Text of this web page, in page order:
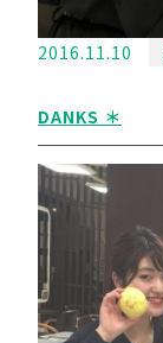
2016.11.10
DANKS ＊